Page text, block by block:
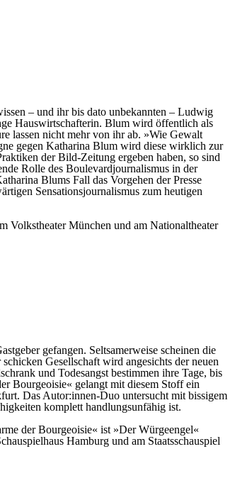
– und ihr bis dato unbekannten – Ludwig
Hauswirtschafterin. Blum wird öffentlich als
lassen nicht mehr von ihr ab. »Wie Gewalt
gegen Katharina Blum wird diese wirklich zur
der Bild-Zeitung ergeben haben, so sind
Rolle des Boulevardjournalismus in der
Blums Fall das Vorgehen der Presse
Sensationsjournalismus zum heutigen
Volkstheater München und am Nationaltheater
gefangen. Seltsamerweise scheinen die
Gesellschaft wird angesichts der neuen
und Todesangst bestimmen ihre Tage, bis
Bourgeoisie« gelangt mit diesem Stoff ein
Das Autor:innen-Duo untersucht mit bissigem
komplett handlungsunfähig ist.
der Bourgeoisie« ist »Der Würgeengel«
Hamburg und am Staatsschauspiel